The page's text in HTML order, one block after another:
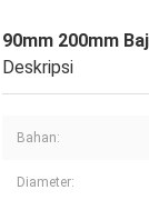
90mm 200mm
Deskripsi
Bahan:
Diameter: